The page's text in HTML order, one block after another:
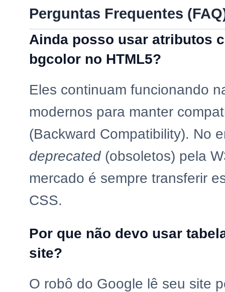
Perguntas Frequentes
Ainda posso usar atributos
bgcolor no HTML5?
Eles continuam funcionando
modernos para manter
(Backward Compatibility). No
deprecated(obsoletos) pela
mercado é sempre transferir
CSS.
Por que não devo usar
site?
O robô do Google lê seu site